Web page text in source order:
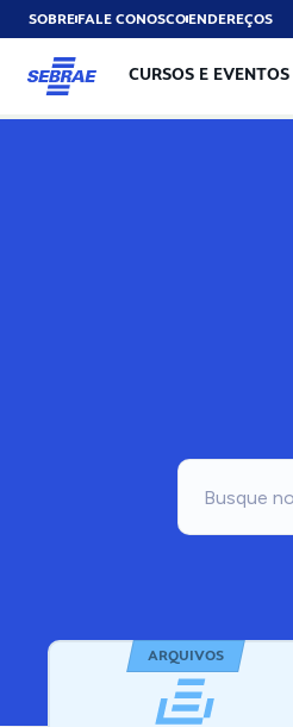
SOBREFALE CONOSCOENDEREÇOS
CURSOS E EVENTOS
ARQUIVOS